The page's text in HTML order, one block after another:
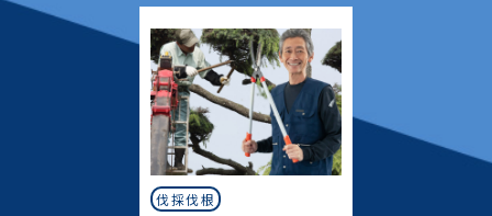
定・草刈りなどのお庭の
こと、造園・
定・草刈りなどのお庭の
こと、造園・
伐採伐根